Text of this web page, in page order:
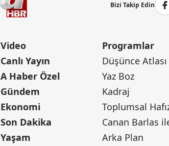
Bizi Takip Edin
Video
Canlı Yayın
A Haber Özel
Gündem
Ekonomi
Son Dakika
Yaşam
Programlar
Düşünce Atlası
Yaz Boz
Kadraj
Toplumsal
Arka Plan